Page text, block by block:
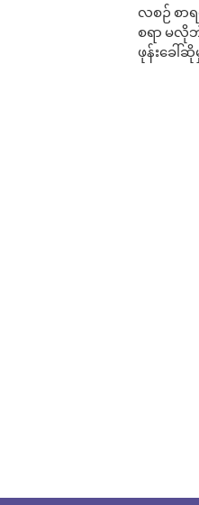
လစဉ် စာ
စရာ မလို
ဖုန်းခေါ်